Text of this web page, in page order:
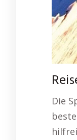
Die